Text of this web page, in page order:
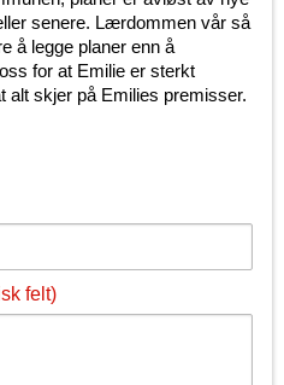
senere. Lærdommen vår så
å legge planer enn å
for at Emilie er sterkt
alt skjer på Emilies premisser.
felt)